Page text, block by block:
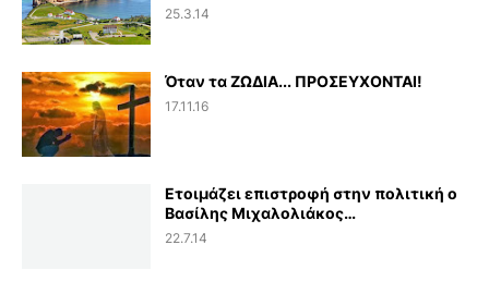
25.3.14
Όταν τα ΖΩΔΙΑ... ΠΡΟΣΕΥΧΟΝΤΑΙ!
17.11.16
Ετοιμάζει επιστροφή στην πολιτική ο
Βασίλης Μιχαλολιάκος…
22.7.14